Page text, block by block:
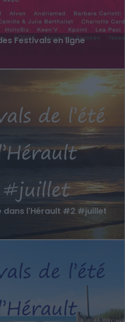
Festivals en ligne
dans l'Hérault #2 #juillet